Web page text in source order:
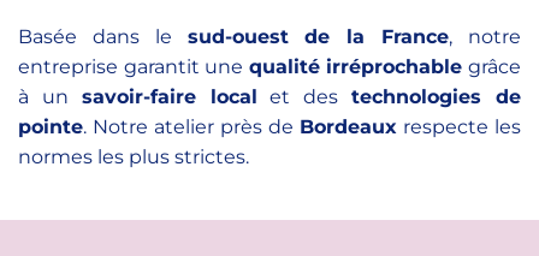
Basée dans le sud-ouest de la France, notre
entreprise garantit une qualité irréprochable grâce
à un savoir-faire local et destechnologies de
pointe. Notre atelier près de Bordeaux respecte les
normes les plus strictes.